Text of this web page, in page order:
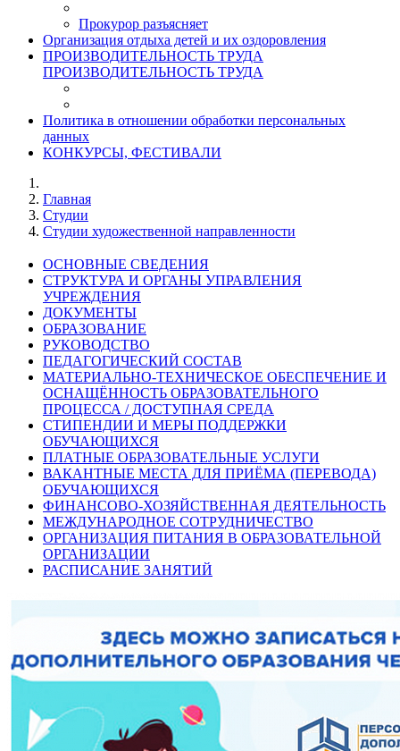
Прокурор разъясняет
Организация отдыха детей и их оздоровления
ПРОИЗВОДИТЕЛЬНОСТЬ ТРУДА
ПРОИЗВОДИТЕЛЬНОСТЬ ТРУДА
Политика в отношении обработки персональных
данных
КОНКУРСЫ, ФЕСТИВАЛИ
Главная
Студии
Студии художественной направленности
ОСНОВНЫЕ СВЕДЕНИЯ
СТРУКТУРА И ОРГАНЫ УПРАВЛЕНИЯ
УЧРЕЖДЕНИЯ
ДОКУМЕНТЫ
ОБРАЗОВАНИЕ
РУКОВОДСТВО
ПЕДАГОГИЧЕСКИЙ СОСТАВ
МАТЕРИАЛЬНО-ТЕХНИЧЕСКОЕ ОБЕСПЕЧЕНИЕ И
ОСНАЩЁННОСТЬ ОБРАЗОВАТЕЛЬНОГО
ПРОЦЕССА / ДОСТУПНАЯ СРЕДА
СТИПЕНДИИ И МЕРЫ ПОДДЕРЖКИ
ОБУЧАЮЩИХСЯ
ПЛАТНЫЕ ОБРАЗОВАТЕЛЬНЫЕ УСЛУГИ
ВАКАНТНЫЕ МЕСТА ДЛЯ ПРИЁМА (ПЕРЕВОДА)
ОБУЧАЮЩИХСЯ
ФИНАНСОВО-ХОЗЯЙСТВЕННАЯ ДЕЯТЕЛЬНОСТЬ
МЕЖДУНАРОДНОЕ СОТРУДНИЧЕСТВО
ОРГАНИЗАЦИЯ ПИТАНИЯ В ОБРАЗОВАТЕЛЬНОЙ
ОРГАНИЗАЦИИ
РАСПИСАНИЕ ЗАНЯТИЙ